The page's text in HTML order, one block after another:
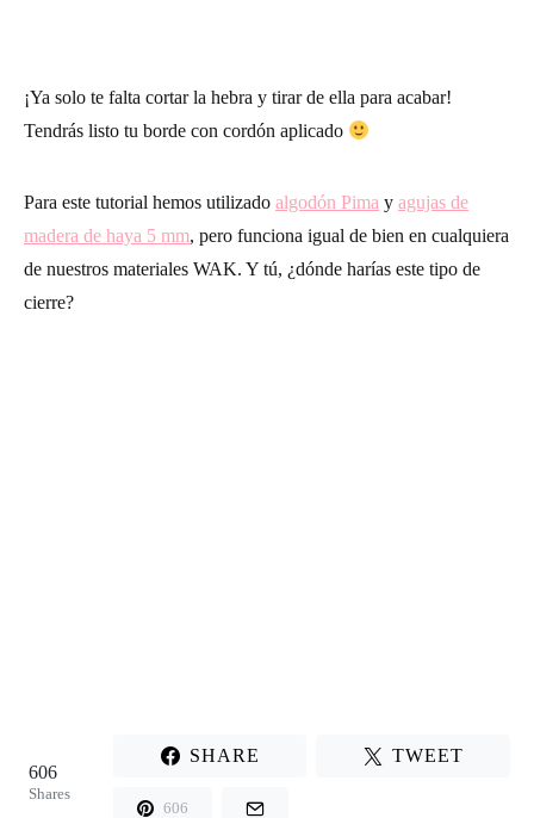
¡Ya solo te falta cortar la hebra y tirar de ella para acabar!
Tendrás listo tu borde con cordón aplicado
Para este tutorial hemos utilizado algodón Pima y agujas de
madera de haya 5 mm, pero funciona igual de bien en cualquiera
de nuestros materiales WAK. Y tú, ¿dónde harías este tipo de
cierre?
606
Shares
SHARE TWEET
606